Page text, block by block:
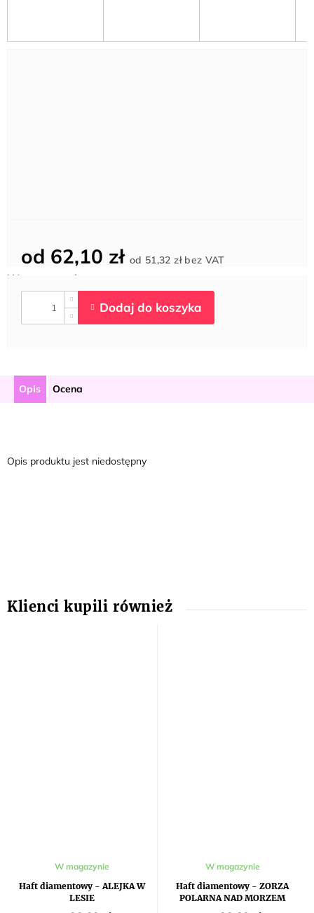
od 62,10 zł od 51,32 złbez VAT
Opis Ocena
Opis produktu jest niedostępny
Haft diamentowy - ALEJKA W
LESIE
W magazynie
Haft diamentowy - ZORZA
POLARNA NAD MORZEM
W magazynie